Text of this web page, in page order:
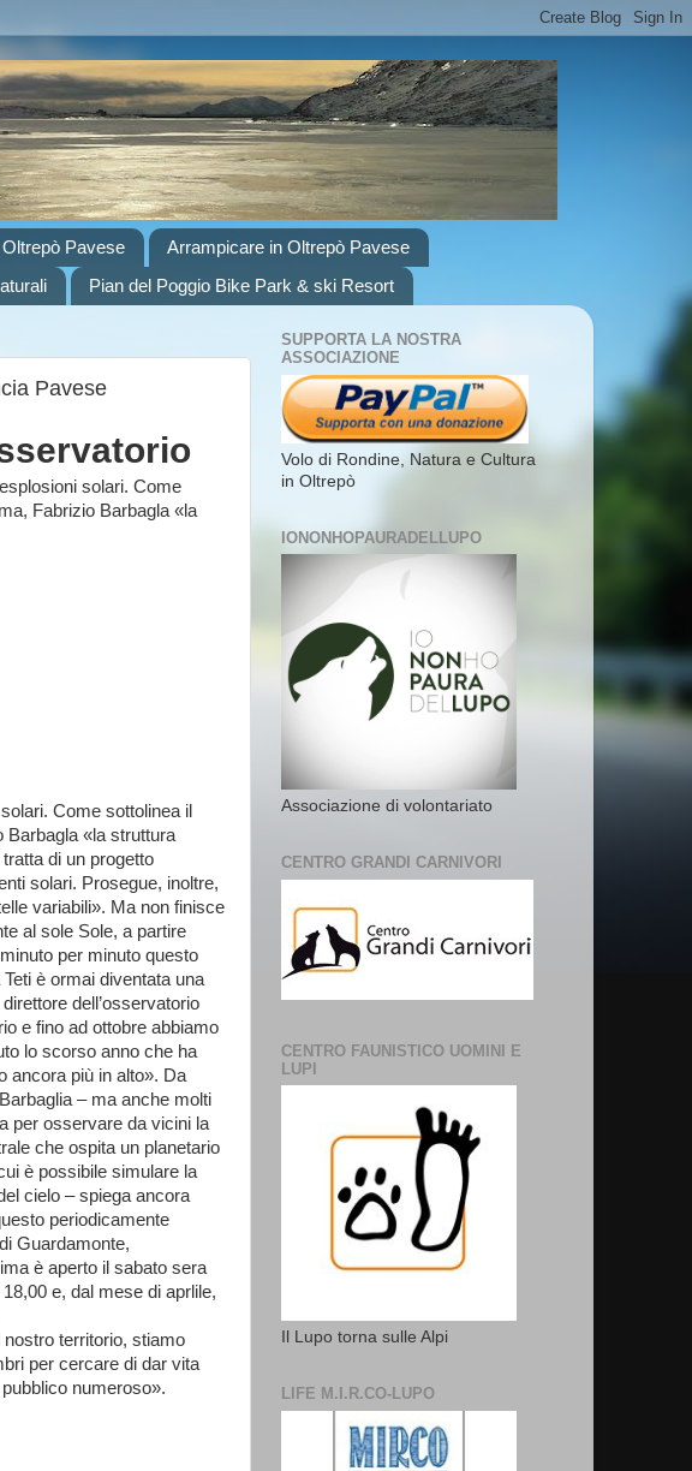
Pavese
Arrampicare in Oltrepò Pavese
Pian del Poggio Bike Park & ski Resort
Pavese
solari. Come
Fabrizio Barbagla «la
Come sottolinea il
Barbagla «la struttura
di un progetto
solari. Prosegue, inoltre,
variabili». Ma non finisce
al sole Sole, a partire
per minuto questo
è ormai diventata una
dell’osservatorio
e fino ad ottobre abbiamo
lo scorso anno che ha
ancora più in alto». Da
– ma anche molti
per osservare da vicini la
che ospita un planetario
è possibile simulare la
cielo – spiega ancora
periodicamente
Guardamonte,
è aperto il sabato sera
e, dal mese di aprlile,
territorio, stiamo
per cercare di dar vita
numeroso».
SUPPORTA LA NOSTRA
ASSOCIAZIONE
Volo di Rondine, Natura e Cultura
in Oltrepò
IONONHOPAURADELLUPO
Associazione di volontariato
CENTRO GRANDI CARNIVORI
CENTRO FAUNISTICO UOMINI E
LUPI
Il Lupo torna sulle Alpi
LIFE M.I.R.CO-LUPO